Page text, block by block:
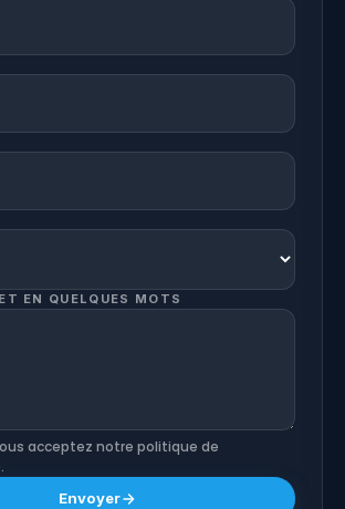
EN QUELQUES MOTS
acceptez notre politique de
Envoyer